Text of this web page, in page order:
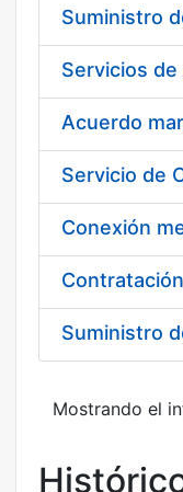
Mostrar/
Acuerdo
Suministro
Mostrando el